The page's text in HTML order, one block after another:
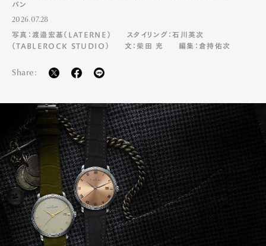
パン
2026.07.28
写真：渡邉宏基（LATERNE）
スタイリング：石川英次
（TABLEROCK STUDIO）
文：柴田 充 編集：倉持佑次
Share: